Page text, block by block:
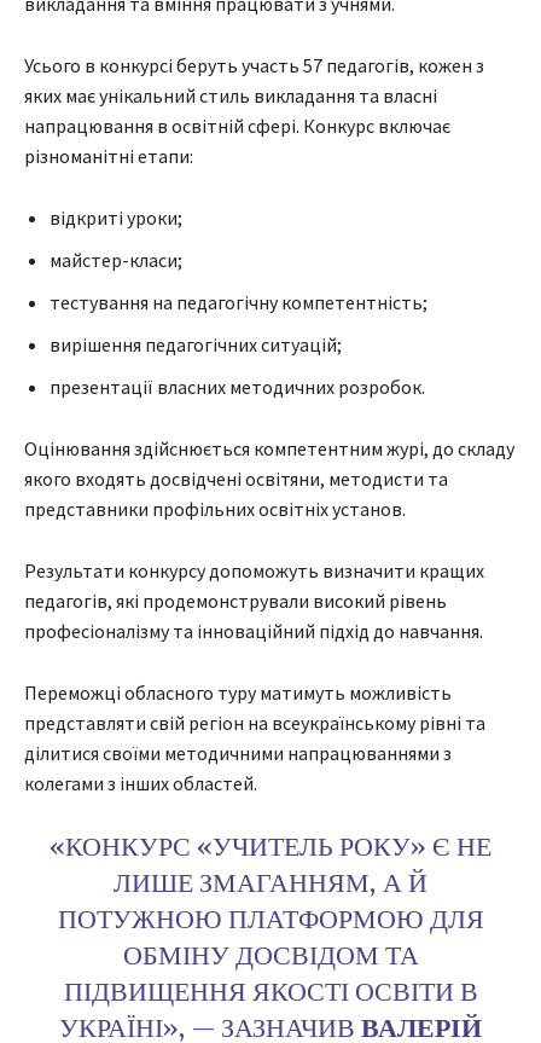
Усього в конкурсі беруть участь 57 педагогів, кожен з
яких має унікальний стиль викладання та власні
напрацювання в освітній сфері. Конкурс включає
різноманітні етапи:
відкриті уроки;
майстер-класи;
тестування на педагогічну компетентність;
вирішення педагогічних ситуацій;
презентації власних методичних розробок.
Оцінювання здійснюється компетентним журі, до складу
якого входять досвідчені освітяни, методисти та
представники профільних освітніх установ.
Результати конкурсу допоможуть визначити кращих
педагогів, які продемонстрували високий рівень
професіоналізму та інноваційний підхід до навчання.
Переможці обласного туру матимуть можливість
представляти свій регіон на всеукраїнському рівні та
ділитися своїми методичними напрацюваннями з
колегами з інших областей.
«КОНКУРС «УЧИТЕЛЬ РОКУ» Є НЕ
ЛИШЕ ЗМАГАННЯМ, А Й
ПОТУЖНОЮ ПЛАТФОРМОЮ ДЛЯ
ОБМІНУ ДОСВІДОМ ТА
ПІДВИЩЕННЯ ЯКОСТІ ОСВІТИ В
УКРАЇНІ», — ЗАЗНАЧИВ ВАЛЕРІЙ